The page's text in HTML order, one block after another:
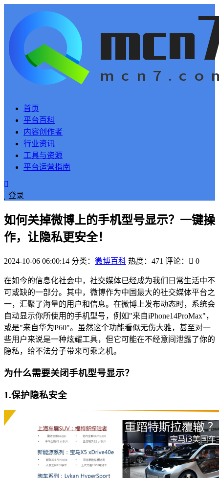
首页
平台百科
内容创作者
行业资讯
工具与资源
平台运营指南
登录
如何关掉微博上的手机型号显示？一键操
作，让隐私更安全！
2024-10-06 06:00:14 分类： 微博百科 热度：471 评论： 0
在如今的信息化社会中，社交媒体已经成为我们日常生活中不
可或缺的一部分。其中，微博作为中国最大的社交媒体平台之
一，汇聚了海量的用户和信息。在微博上发布动态时，系统会
自动显示你所使用的手机型号，例如"来自iPhone14ProMax"，
或是"来自华为P60"。虽然这个功能看似无伤大雅，甚至对一
些用户来说是一种炫耀工具，但它可能在不经意间泄露了你的
隐私，给不法分子带来可乘之机。
为什么需要关闭手机型号显示？
1.保护隐私安全